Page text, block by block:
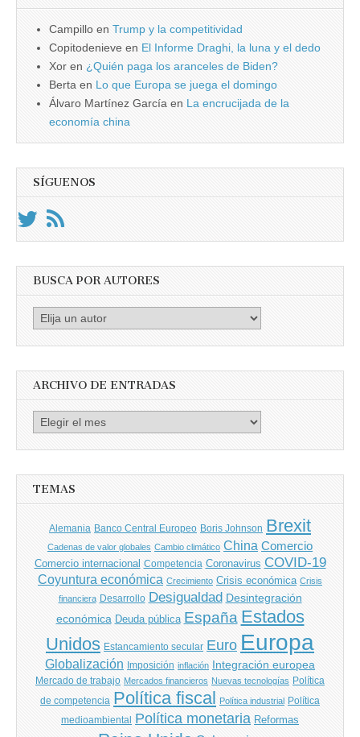
Campillo en Trump y la competitividad
Copitodenieve en El Informe Draghi, la luna y el dedo
Xor en ¿Quién paga los aranceles de Biden?
Berta en Lo que Europa se juega el domingo
Álvaro Martínez García en La encrucijada de la
economía china
SÍGUENOS
BUSCA POR AUTORES
Busca
ARCHIVO DE ENTRADAS
Archivo
TEMAS
Alemania Banco Central Europeo Boris Johnson Brexit
Cadenas de valor globales Cambio climático China Comercio
Comercio internacional Competencia Coronavirus COVID-19
Coyuntura económica Crecimiento Crisis económica Crisis
financiera
Desarrollo Desigualdad Desintegración
económica Deuda pública España Estados
Unidos Estancamiento secular Euro Europa
Globalización Imposición inflación Integración europea
Mercado de trabajo Mercados financieros Nuevas tecnologías Política
de competencia Política fiscal Política industrial
Política
medioambiental Política monetaria Reformas